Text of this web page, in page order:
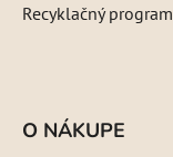
Recyklačný program
O NÁKUPE